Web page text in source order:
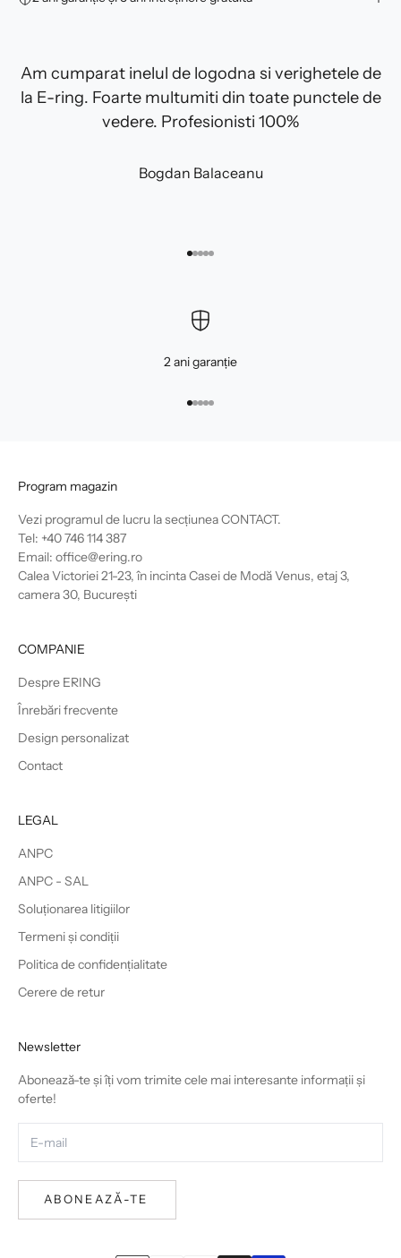
Am cumparat inelul de logodna si verighetele de
la E-ring. Foarte multumiti din toate punctele de
vedere. Profesionisti 100%
Bogdan Balaceanu
Mergi la articolul 1
Mergi la articolul 2
Mergi la articolul 3
Mergi la articolul 4
Mergi la articolul 5
2 ani garanție
Mergi la articolul 1
Mergi la articolul 2
Mergi la articolul 3
Mergi la articolul 4
Mergi la articolul 5
Program magazin
Vezi programul de lucru la secțiuneaCONTACT.
Tel: +40 746 114 387
Email: office@ering.ro
Calea Victoriei 21-23, în incinta Casei de Modă Venus, etaj 3,
camera 30, București
COMPANIE
Despre ERING
Înrebări frecvente
Design personalizat
Contact
LEGAL
ANPC
ANPC - SAL
Soluționarea litigiilor
Termeni și condiții
Politica de confidențialitate
Cerere de retur
Newsletter
Abonează-te și îți vom trimite cele mai interesante informații și
oferte!
ABONEAZĂ-TE